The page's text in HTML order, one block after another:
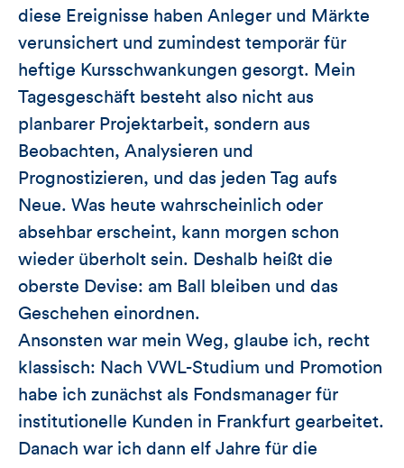
diese Ereignisse haben Anleger und Märkte
verunsichert und zumindest temporär für
heftige Kursschwankungen gesorgt. Mein
Tagesgeschäft besteht also nicht aus
planbarer Projektarbeit, sondern aus
Beobachten, Analysieren und
Prognostizieren, und das jeden Tag aufs
Neue. Was heute wahrscheinlich oder
absehbar erscheint, kann morgen schon
wieder überholt sein. Deshalb heißt die
oberste Devise: am Ball bleiben und das
Geschehen einordnen.
Ansonsten war mein Weg, glaube ich, recht
klassisch: Nach VWL-Studium und Promotion
habe ich zunächst als Fondsmanager für
institutionelle Kunden in Frankfurt gearbeitet.
Danach war ich dann elf Jahre für die